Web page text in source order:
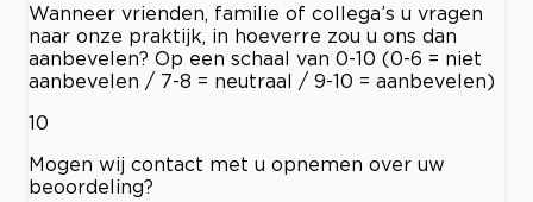
Wanneer vrienden, familie of collega’s u vragen
naar onze praktijk, in hoeverre zou u ons dan
aanbevelen? Op een schaal van 0-10 (0-6 = niet
aanbevelen / 7-8 = neutraal / 9-10 = aanbevelen)
10
Mogen wij contact met u opnemen over uw
beoordeling?